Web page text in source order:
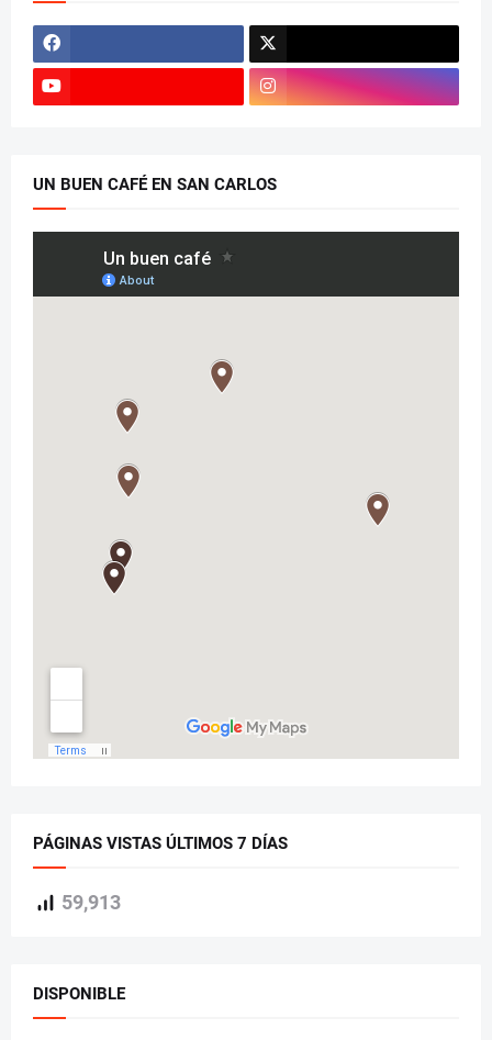
UN BUEN CAFÉ EN SAN CARLOS
PÁGINAS VISTAS ÚLTIMOS 7 DÍAS
59,913
DISPONIBLE